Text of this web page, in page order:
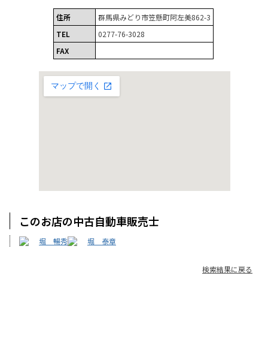
住所
群馬県みどり市笠懸町阿左美862-3
TEL
0277-76-3028
FAX
このお店の中古自動車販売士
堀 暢秀 堀 泰章
検索結果に戻る